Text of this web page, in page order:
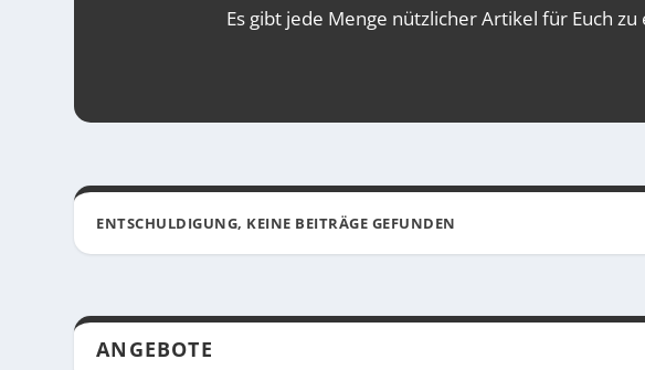
Es gibt jede Menge nützlicher Artikel für Euch
ENTSCHULDIGUNG, KEINE BEITRÄGE GEFUNDEN
ANGEBOTE